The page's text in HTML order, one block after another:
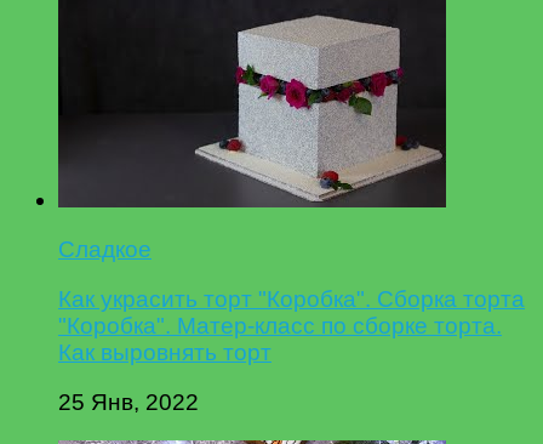
Сладкое
Как украсить торт "Коробка". Сборка торта
"Коробка". Матер-класс по сборке торта.
Как выровнять торт
25 Янв, 2022